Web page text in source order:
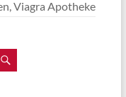
Viagra Apotheke